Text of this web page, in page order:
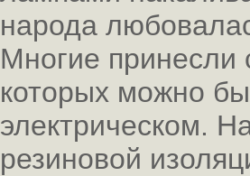
народа
Многие принесли
которых можно
электрическом.
резиновой